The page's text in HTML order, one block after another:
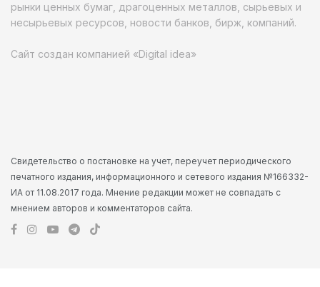
рынки ценных бумаг, драгоценных металлов, сырьевых и
несырьевых ресурсов, новости банков, бирж, компаний.
Сайт создан компанией «Digital idea»
Свидетельство о постановке на учет, переучет периодического
печатного издания, информационного и сетевого издания №166332-
ИА от 11.08.2017 года. Мнение редакции может не совпадать с
мнением авторов и комментаторов сайта.